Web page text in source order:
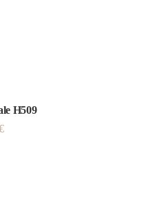
H509